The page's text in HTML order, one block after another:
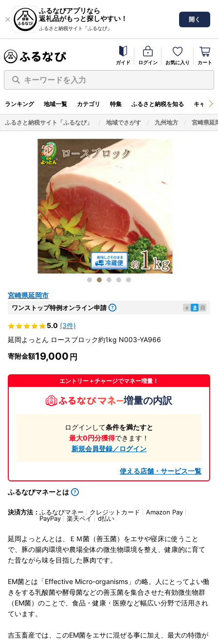
ふるなびアプリなら
返礼品がもっと探しやすい！
ふるさと納税サイト「ふるなび」
開く
ガイド ログイン お気に入り カート
キーワードを入力
ランキング 地域一覧 カテゴリ 特集 ふるさと納税を知る キャン
ふるさと納税サイト「ふるなび」 地域でさがす 九州地方 宮崎県延
宮崎県延岡市
ワンストップ特例オンライン申請 e ま 自
5.0 (3件)
延岡よっとん ロースブロック約1kg N003-YA966
寄附金額19,000
エントリー＋チャージでマネー増量！
増量の内訳
ログインして条件を満たすと
最大0円分獲得できます！
新規会員登録／ログイン
使える店舗・サービス一覧
ふるなびマネーとは
決済方法： ふるなびマネー クレジットカード
Amazon Pay
PayPay
楽天ペイ d払い
延岡よっとんとは、ＥＭ菌（善玉菌）をエサや寝床に使うこと
で、豚の腸内環境や農場全体の微生物環境を整え、健康的に育て
た昔ながら味を目指した豚肉です。
EM菌とは「Effective Micro-organisms」の略。人にとってよい働
きをする乳酸菌や酵母菌などの善玉菌を集合させた有効微生物群
（EM菌）のことで、食品・健康・医療など幅広い分野で活用され
ています。
吉玉畜産では、このEM菌をエサに混ぜる事に加え、最大の特徴が